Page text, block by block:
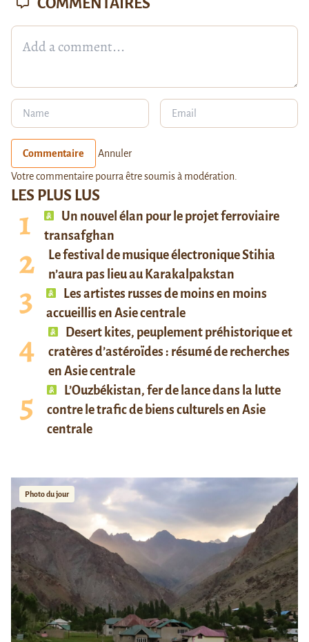
LES PLUS LUS
Un nouvel élan pour le projet ferroviaire
transafghan
Le festival de musique électronique Stihia
n’aura pas lieu au Karakalpakstan
Les artistes russes de moins en moins
accueillis en Asie centrale
Desert kites, peuplement préhistorique et
cratères d’astéroïdes : résumé de recherches
en Asie centrale
L’Ouzbékistan, fer de lance dans la lutte
contre le trafic de biens culturels en Asie
centrale
Photo du jour
COMMENTAIRES
Commentaire Annuler
Votre commentaire pourra être soumis à modération.